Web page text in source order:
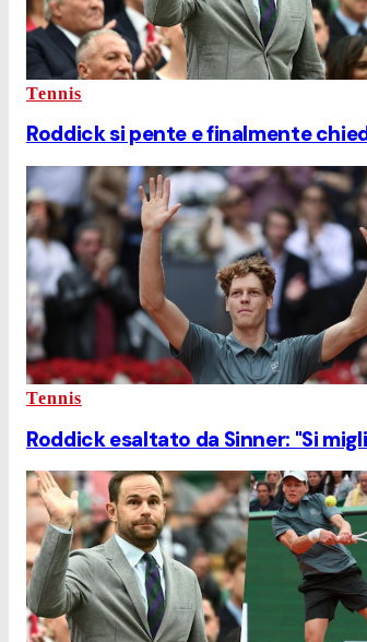
Tennis
Roddick si pente e finalmente
Tennis
Roddick esaltato da Sinner: "Si